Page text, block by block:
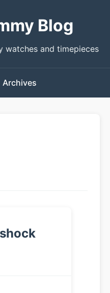
Blog
watches and timepieces
Archives